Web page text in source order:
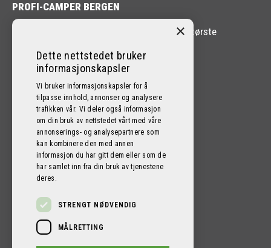
PROFI-CAMPER BERGEN
Profi-Camper Bergen er en av Vestlandets største
FØLG OSS PÅ SOSIALE MEDIER!
×
Dette nettstedet bruker
informasjonskapsler
Vi bruker informasjonskapsler for å
tilpasse innhold, annonser og analysere
trafikken vår. Vi deler også informasjon
om din bruk av nettstedet vårt med våre
annonserings- og analysepartnere som
kan kombinere den med annen
informasjon du har gitt dem eller som de
har samlet inn fra din bruk av tjenestene
deres.
STRENGT NØDVENDIG
MÅLRETTING